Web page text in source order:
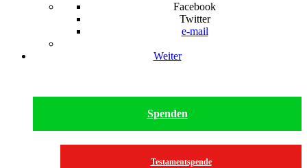
Facebook
Twitter
e-mail
Weiter
Spenden
Testamentspende